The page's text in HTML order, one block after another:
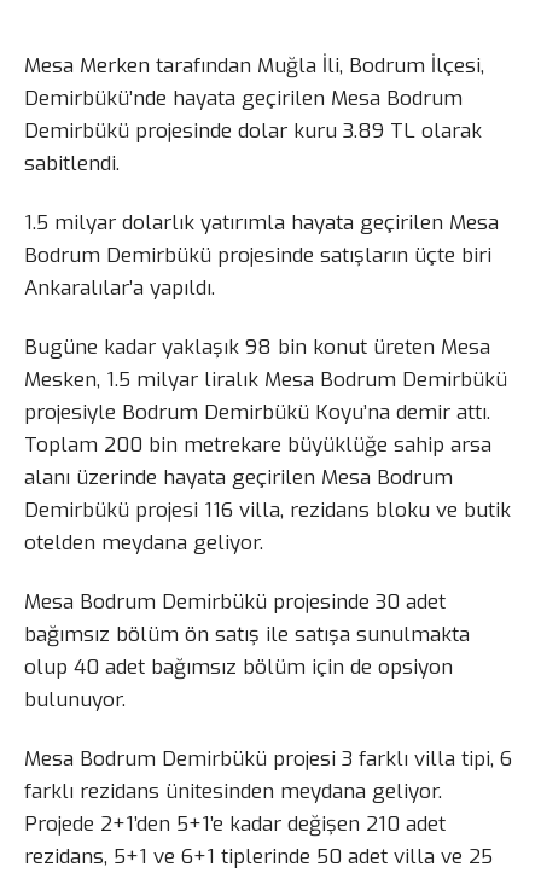
Mesa Merken tarafından Muğla İli, Bodrum İlçesi,
Demirbükü’nde hayata geçirilen Mesa Bodrum
Demirbükü projesinde dolar kuru 3.89 TL olarak
sabitlendi.
1.5 milyar dolarlık yatırımla hayata geçirilen Mesa
Bodrum Demirbükü projesinde satışların üçte biri
Ankaralılar’a yapıldı.
Bugüne kadar yaklaşık 98 bin konut üreten Mesa
Mesken, 1.5 milyar liralık Mesa Bodrum Demirbükü
projesiyle Bodrum Demirbükü Koyu’na demir attı.
Toplam 200 bin metrekare büyüklüğe sahip arsa
alanı üzerinde hayata geçirilen Mesa Bodrum
Demirbükü projesi 116 villa, rezidans bloku ve butik
otelden meydana geliyor.
Mesa Bodrum Demirbükü projesinde 30 adet
bağımsız bölüm ön satış ile satışa sunulmakta
olup 40 adet bağımsız bölüm için de opsiyon
bulunuyor.
Mesa Bodrum Demirbükü projesi 3 farklı villa tipi, 6
farklı rezidans ünitesinden meydana geliyor.
Projede 2+1’den 5+1’e kadar değişen 210 adet
rezidans, 5+1 ve 6+1 tiplerinde 50 adet villa ve 25